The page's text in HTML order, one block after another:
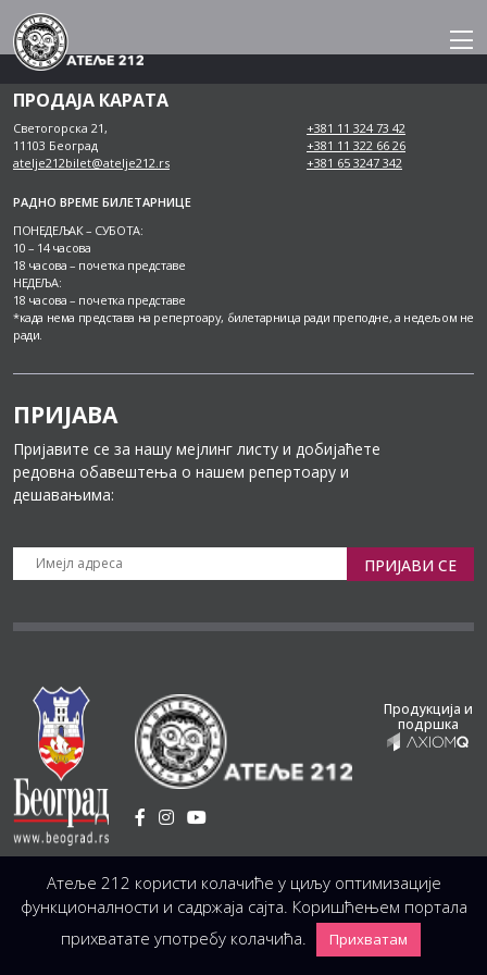
Skip
to
content
ПРОДАЈА КАРАТА
Светогорска 21,
11103 Београд
atelje212bilet@atelje212.rs
+381 11 324 73 42
+381 11 322 66 26
+381 65 3247 342
РАДНО ВРЕМЕ БИЛЕТАРНИЦЕ
ПОНЕДЕЉАК – СУБОТА:
10 – 14 часова
18 часова – почетка представе
НЕДЕЉА:
18 часова – почетка представе
*када нема представа на репертоару, билетарница ради преподне, а недељом не
ради.
ПРИЈАВА
Пријавите се за нашу мејлинг листу и добијаћете
редовна обавештења о нашем репертоару и
дешавањима:
ПРИЈАВИ СЕ
Установа Културе / Светогорска 21, 11103 Београд, Србија
Централа (управа, организација, администрација, рачуноводство, техника)
+381 11 3246 146;
+381 11 3246 147 |office@atelje212.rs
Продукција и
подршка
Сва Права Задржана © 2026 Позориште Атеља 212
Атеље 212 користи колачиће у циљу оптимизације
функционалности и садржаја сајта. Коришћењем портала
прихватате употребу колачића.
Прихватам